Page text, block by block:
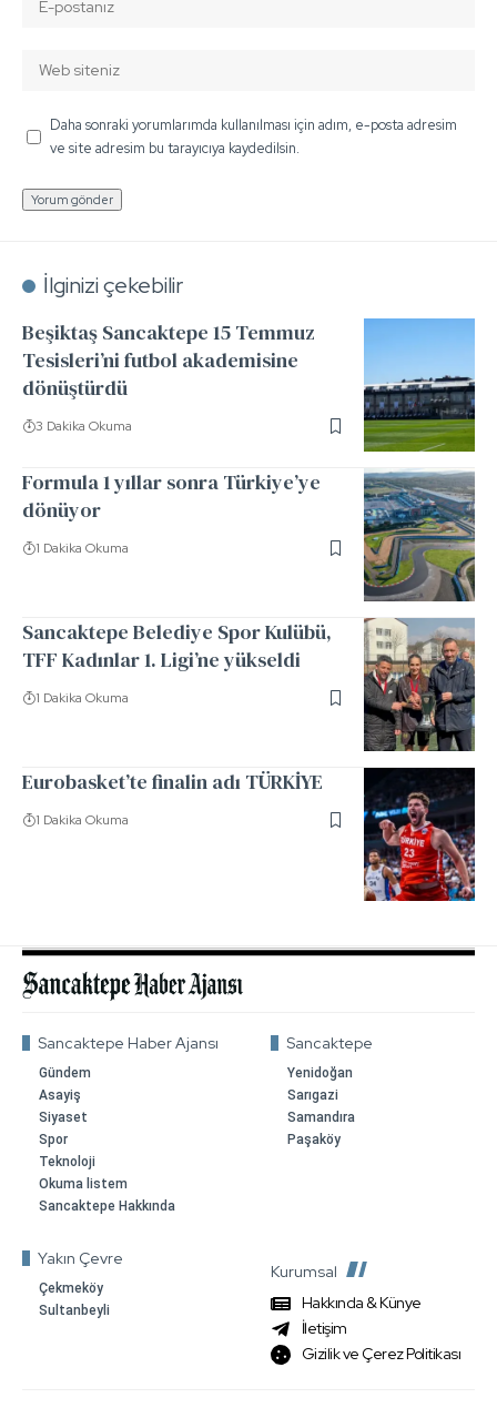
Daha sonraki yorumlarımda kullanılması için adım, e-posta adresim
ve site adresim bu tarayıcıya kaydedilsin.
İlginizi çekebilir
Beşiktaş Sancaktepe 15 Temmuz
Tesisleri’ni futbol akademisine
dönüştürdü
3 Dakika Okuma
Formula 1 yıllar sonra Türkiye’ye
dönüyor
1 Dakika Okuma
Sancaktepe Belediye Spor Kulübü,
TFF Kadınlar 1. Ligi’ne yükseldi
1 Dakika Okuma
Eurobasket’te finalin adı TÜRKİYE
1 Dakika Okuma
Sancaktepe Haber Ajansı
Gündem
Asayiş
Siyaset
Spor
Teknoloji
Okuma listem
Sancaktepe Hakkında
Sancaktepe
Yenidoğan
Sarıgazi
Samandıra
Paşaköy
Yakın Çevre
Çekmeköy
Sultanbeyli
Kurumsal
Hakkında & Künye
İletişim
Gizilik ve Çerez Politikası